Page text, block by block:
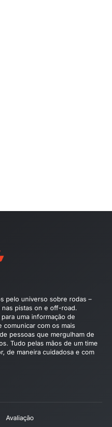
pelo universo sobre rodas –
pistas on e off-road.
uma informação de
comunicar com os mais
pessoas que mergulham de
Tudo pelas mãos de um time
de maneira cuidadosa e com
Avaliação